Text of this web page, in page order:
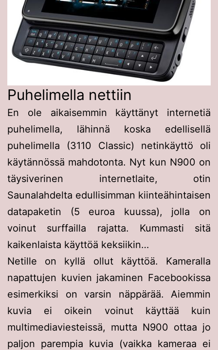
Puhelimella nettiin
En ole aikaisemmin käyttänyt internetiä
puhelimella, lähinnä koska edellisellä
puhelimella (3110 Classic) netinkäyttö oli
käytännössä mahdotonta. Nyt kun N900 on
täysiverinen internetlaite, otin
Saunalahdelta edullisimman kiinteähintaisen
datapaketin (5 euroa kuussa), jolla on
voinut surffailla rajatta. Kummasti sitä
kaikenlaista käyttöä keksiikin…
Netille on kyllä ollut käyttöä. Kameralla
napattujen kuvien jakaminen Facebookissa
esimerkiksi on varsin näppärää. Aiemmin
kuvia ei oikein voinut käyttää kuin
multimediaviesteissä, mutta N900 ottaa jo
paljon parempia kuvia (vaikka kameraa ei